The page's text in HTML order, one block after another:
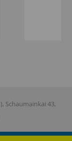
Schaumainkai 43,